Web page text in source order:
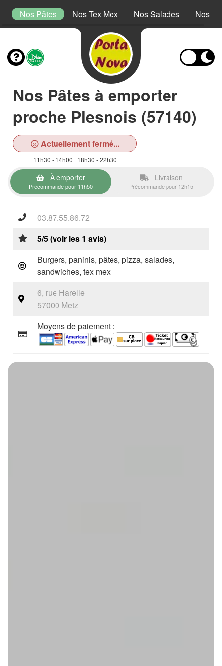
Nos Pâtes Nos Tex Mex Nos Salades Nos
Nos Pâtes à emporter
proche Plesnois (57140)
Actuellement fermé...
11h30 - 14h00 | 18h30 - 22h30
À emporter
Précommande pour 11h50
Livraison
Précommande pour 12h15
03.87.55.86.72
5/5 (voir les 1 avis)
Burgers, paninis, pâtes, pizza, salades,
sandwiches, tex mex
6, rue Harelle
57000 Metz
Moyens de paiement :